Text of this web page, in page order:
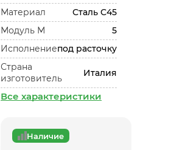
Материал
Сталь С45
Модуль М
5
Исполнениепод расточку
Страна
изготовитель
Италия
Все характеристики
Наличие